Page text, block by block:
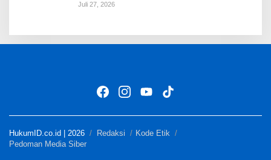
Juli 27, 2026
HukumID.co.id | 2026 Redaksi
Kode Etik
Pedoman Media Siber